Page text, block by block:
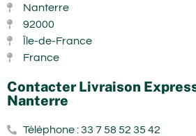
Nanterre
92000
Île-de-France
France
Contacter Livraison
Nanterre
Téléphone : 33 7 58 52 35 42